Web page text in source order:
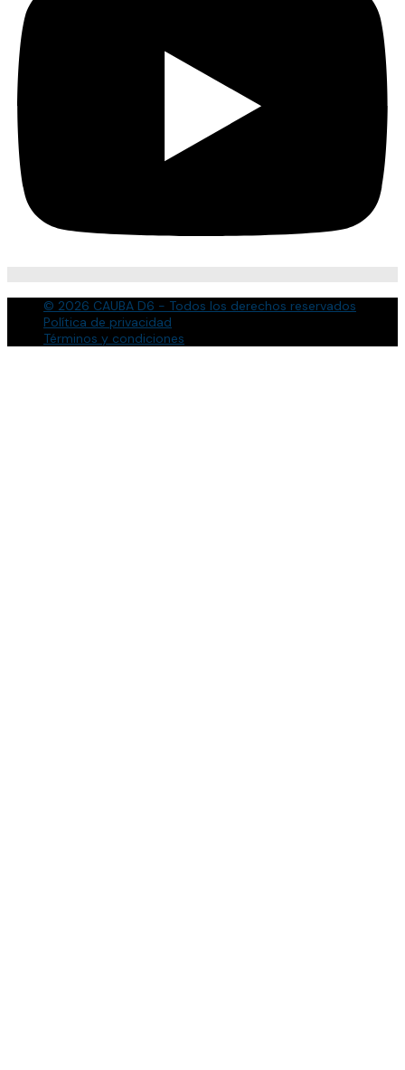
© 2026 CAUBA D6 - Todos los derechos reservados
Política de privacidad
Términos y condiciones